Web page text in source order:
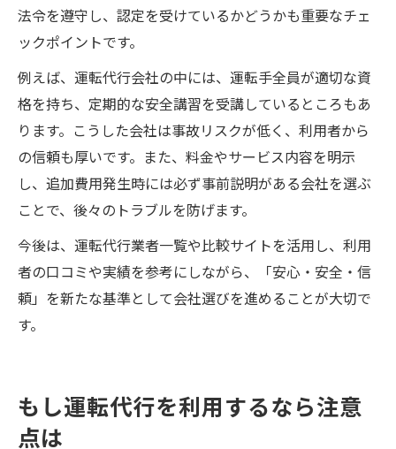
法令を遵守し、認定を受けているかどうかも重要なチェ
ックポイントです。
例えば、運転代行会社の中には、運転手全員が適切な資
格を持ち、定期的な安全講習を受講しているところもあ
ります。こうした会社は事故リスクが低く、利用者から
の信頼も厚いです。また、料金やサービス内容を明示
し、追加費用発生時には必ず事前説明がある会社を選ぶ
ことで、後々のトラブルを防げます。
今後は、運転代行業者一覧や比較サイトを活用し、利用
者の口コミや実績を参考にしながら、「安心・安全・信
頼」を新たな基準として会社選びを進めることが大切で
す。
もし運転代行を利用するなら注意
点は